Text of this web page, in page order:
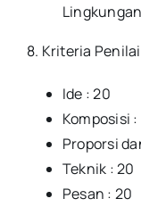
Lingkungan
8. Kriteria
Ide : 20
Komposisi :
Proporsi
Teknik : 20
Pesan : 20